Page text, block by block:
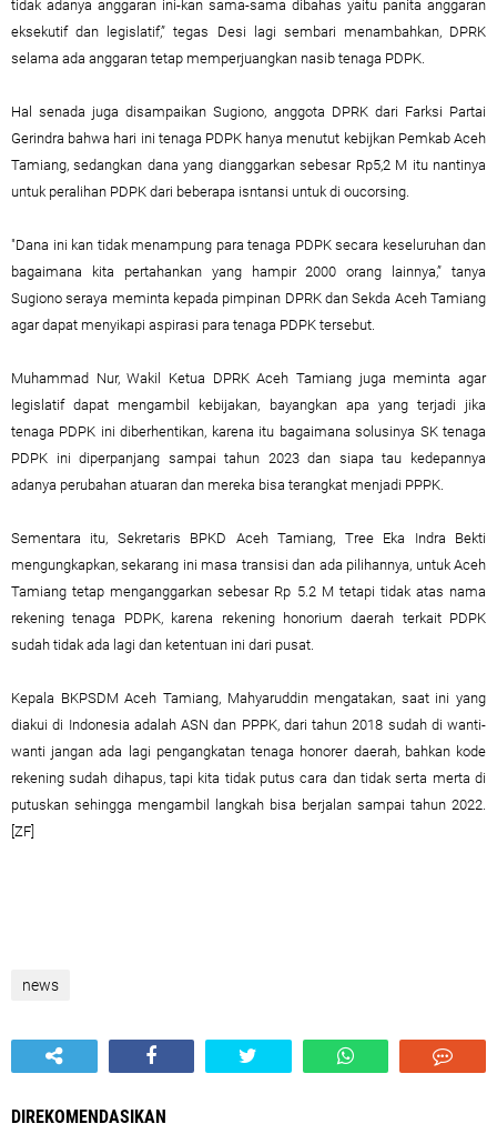
tidak adanya anggaran ini-kan sama-sama dibahas yaitu panita anggaran
eksekutif dan legislatif,” tegas Desi lagi sembari menambahkan, DPRK
selama ada anggaran tetap memperjuangkan nasib tenaga PDPK.
Hal senada juga disampaikan Sugiono, anggota DPRK dari Farksi Partai
Gerindra bahwa hari ini tenaga PDPK hanya menutut kebijkan Pemkab Aceh
Tamiang, sedangkan dana yang dianggarkan sebesar Rp5,2 M itu nantinya
untuk peralihan PDPK dari beberapa isntansi untuk di oucorsing.
"Dana ini kan tidak menampung para tenaga PDPK secara keseluruhan dan
bagaimana kita pertahankan yang hampir 2000 orang lainnya,” tanya
Sugiono seraya meminta kepada pimpinan DPRK dan Sekda Aceh Tamiang
agar dapat menyikapi aspirasi para tenaga PDPK tersebut.
Muhammad Nur, Wakil Ketua DPRK Aceh Tamiang juga meminta agar
legislatif dapat mengambil kebijakan, bayangkan apa yang terjadi jika
tenaga PDPK ini diberhentikan, karena itu bagaimana solusinya SK tenaga
PDPK ini diperpanjang sampai tahun 2023 dan siapa tau kedepannya
adanya perubahan atuaran dan mereka bisa terangkat menjadi PPPK.
Sementara itu, Sekretaris BPKD Aceh Tamiang, Tree Eka Indra Bekti
mengungkapkan, sekarang ini masa transisi dan ada pilihannya, untuk Aceh
Tamiang tetap menganggarkan sebesar Rp 5.2 M tetapi tidak atas nama
rekening tenaga PDPK, karena rekening honorium daerah terkait PDPK
sudah tidak ada lagi dan ketentuan ini dari pusat.
Kepala BKPSDM Aceh Tamiang, Mahyaruddin mengatakan, saat ini yang
diakui di Indonesia adalah ASN dan PPPK, dari tahun 2018 sudah di wanti-
wanti jangan ada lagi pengangkatan tenaga honorer daerah, bahkan kode
rekening sudah dihapus, tapi kita tidak putus cara dan tidak serta merta di
putuskan sehingga mengambil langkah bisa berjalan sampai tahun 2022.
[ZF]
news
DIREKOMENDASIKAN